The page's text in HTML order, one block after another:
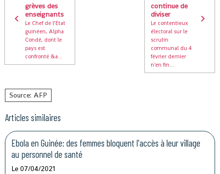
grèves des
enseignants
Le Chef de l’Etat
guinéen, Alpha
Condé, dont le
pays est
confronté &a...
continue de
diviser
Le contentieux
électoral sur le
scrutin
communal du 4
février dernier
n'en fin...
Source: AFP
Articles similaires
Ebola en Guinée: des femmes bloquent l'accès à leur village
au personnel de santé
Le 07/04/2021